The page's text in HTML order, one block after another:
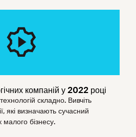
компаній у 2022 році
складно. Вивчіть
які визначають сучасний
малого бізнесу.